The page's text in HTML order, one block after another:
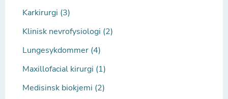
Karkirurgi (3)
Klinisk nevrofysiologi (2)
Lungesykdommer (4)
Maxillofacial kirurgi (1)
Medisinsk biokjemi (2)